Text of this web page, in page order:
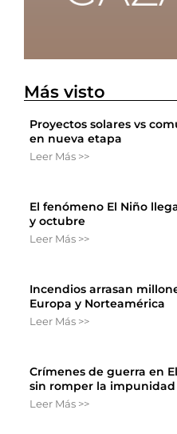
Más visto
Proyectos solares vs
en nueva etapa
Leer Más >>
El fenómeno El Niño
y octubre
Leer Más >>
Incendios arrasan
Europa y Norteamérica
Leer Más >>
Crímenes de guerra en
sin romper la impunidad
Leer Más >>